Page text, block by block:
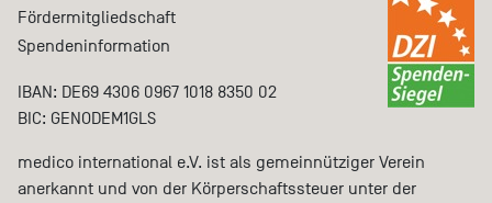
Fördermitgliedschaft
Spendeninformation
IBAN: DE69 4306 0967 1018 8350 02
BIC: GENODEM1GLS
medico international e.V. ist als gemeinnütziger Verein
anerkannt und von der Körperschaftssteuer unter der